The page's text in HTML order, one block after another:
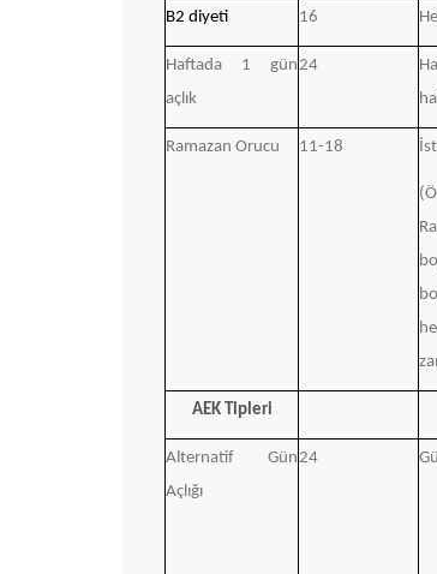
B2 diyeti 16
Haftada 1 gün
açlık
24
Ramazan Orucu 11-18
AEK Tipleri
Alternatif Gün
Açlığı
24